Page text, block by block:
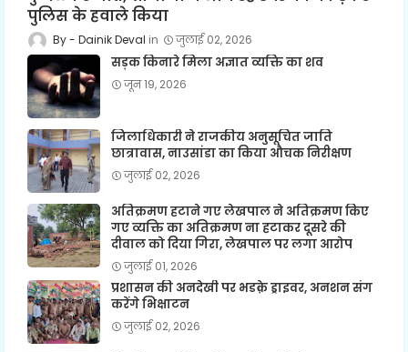
पुलिस के हवाले किया
Dainik Deval जुलाई 02, 2026
सड़क किनारे मिला अज्ञात व्यक्ति का शव
जून 19, 2026
जिलाधिकारी ने राजकीय अनुसूचित जाति
छात्रावास, नाउसांडा का किया औचक निरीक्षण
जुलाई 02, 2026
अतिक्रमण हटाने गए लेखपाल ने अतिक्रमण किए
गए व्यक्ति का अतिक्रमण ना हटाकर दूसरे की
दीवाल को दिया गिरा, लेखपाल पर लगा आरोप
जुलाई 01, 2026
प्रशासन की अनदेखी पर भडक़े ड्राइवर, अनशन संग
करेंगे भिक्षाटन
जुलाई 02, 2026